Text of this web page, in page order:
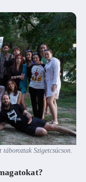
Szigetcsúcson.